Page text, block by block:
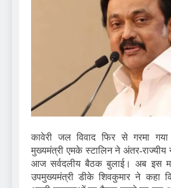
कावेरी जल विवाद फिर से गरमा
मुख्यमंत्री एमके स्टालिन ने अंतर-राज्यीय
आज सर्वदलीय बैठक बुलाई। अब इस
उपमुख्यमंत्री डीके शिवकुमार ने कहा